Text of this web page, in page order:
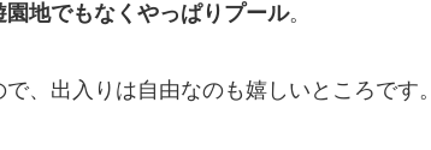
地でもなくやっぱりプール。
、出入りは自由なのも嬉しいところです。